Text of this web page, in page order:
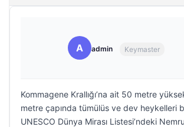
A admin Keymaster
Kommagene Krallığı’na ait 50 metre
metre çapında tümülüs ve dev heykelleri
UNESCO Dünya Mirası Listesi’ndeki